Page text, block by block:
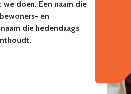
doen. Een naam die
en
die hedendaags